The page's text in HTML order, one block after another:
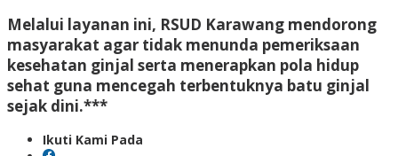
Melalui layanan ini, RSUD Karawang mendorong
masyarakat agar tidak menunda pemeriksaan
kesehatan ginjal serta menerapkan pola hidup
sehat guna mencegah terbentuknya batu ginjal
sejak dini.***
Ikuti Kami Pada